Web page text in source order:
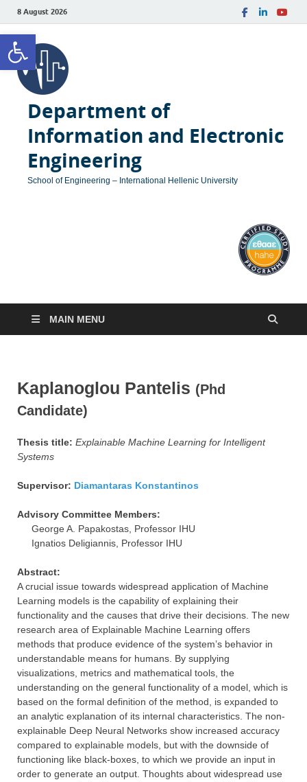
Open toolbar
8 August 2026
Department of
Information and Electronic
Engineering
School of Engineering – International Hellenic University
MAIN MENU
Kaplanoglou Pantelis (Phd
Candidate)
Thesis title: Explainable Machine Learning for Intelligent
Systems
Supervisor: Diamantaras Konstantinos
Advisory Committee Members:
George A. Papakostas, Professor IHU
Ignatios Deligiannis, Professor IHU
Abstract:
A crucial issue towards widespread application of Machine
Learning models is the capability of explaining their
functionality and the causes that drive their decisions. The new
research area of Explainable Machine Learning offers
methods that produce evidence of the system’s behavior in
understandable means for humans. By supplying
visualizations, metrics and mathematical tools, the
understanding on the general functionality of a model, which is
based on the formal definition of the method, is expanded to
an analytic explanation of its internal characteristics. The non-
explainable Deep Neural Networks show increased accuracy
compared to explainable models, but with the downside of
functioning like black-boxes, to which we provide an input in
order to generate an output. Thoughts about widespread use